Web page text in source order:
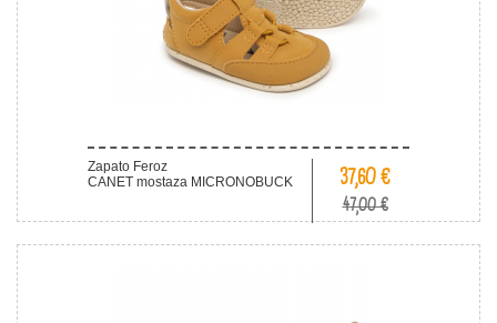
Zapato Feroz
CANET mostaza MICRONOBUCK
37,60 €
47,00 €